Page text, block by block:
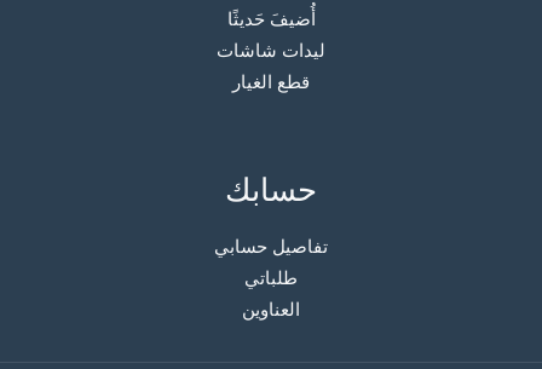
أُضيفَ حَديثًا
ليدات شاشات
قطع الغيار
حسابك
تفاصيل حسابي
طلباتي
العناوين